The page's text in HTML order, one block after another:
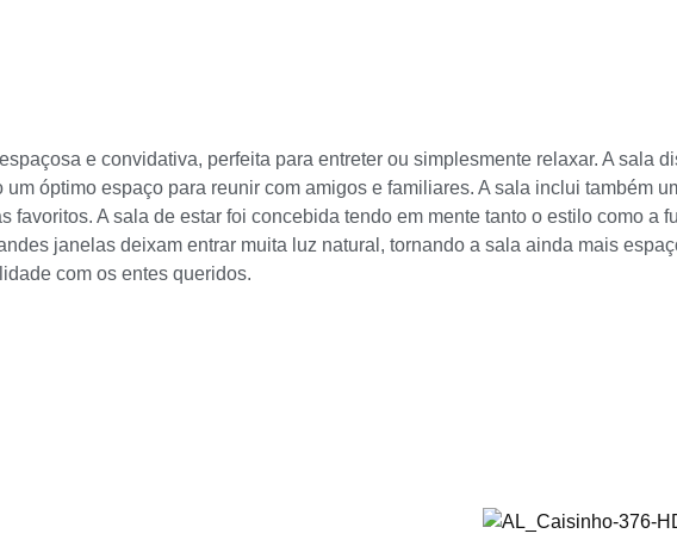
e convidativa, perfeita para entreter ou simplesmente relaxar. A sala
óptimo espaço para reunir com amigos e familiares. A sala inclui também
favoritos. A sala de estar foi concebida tendo em mente tanto o estilo como a
janelas deixam entrar muita luz natural, tornando a sala ainda mais
com os entes queridos.